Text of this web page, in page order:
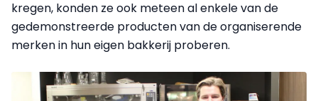
kregen, konden ze ook meteen al enkele van de
gedemonstreerde producten van de organiserende
merken in hun eigen bakkerij proberen.